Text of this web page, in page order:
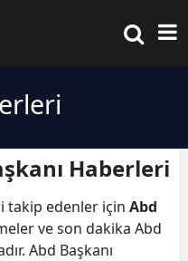
Haberleri
takip edenler için Abd
ve son dakika Abd
Abd Başkanı